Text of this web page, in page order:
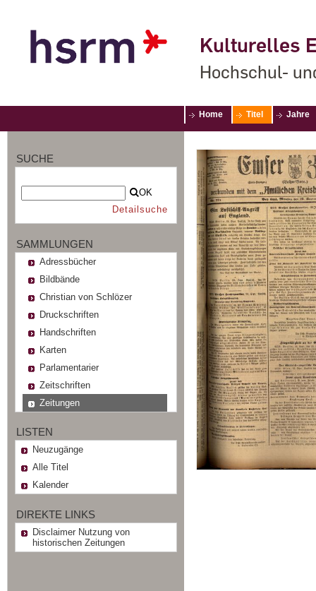
Kulturelles
Hochschul-
Home Titel Jahre
SUCHE
OK
Detailsuche
SAMMLUNGEN
Adressbücher
Bildbände
Christian von Schlözer
Druckschriften
Handschriften
Karten
Parlamentarier
Zeitschriften
Zeitungen
LISTEN
Neuzugänge
Alle Titel
Kalender
DIREKTE LINKS
Disclaimer Nutzung von
historischen Zeitungen